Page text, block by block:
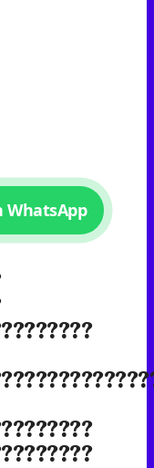
WhatsApp